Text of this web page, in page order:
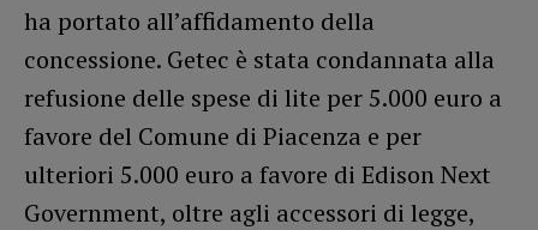
ha portato all’affidamento della
concessione. Getec è stata condannata alla
refusione delle spese di lite per 5.000 euro a
favore del Comune di Piacenza e per
ulteriori 5.000 euro a favore di Edison Next
Government, oltre agli accessori di legge,